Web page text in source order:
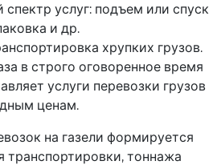
услуг: подъем или спуск
и др.
хрупких грузов.
в строго оговоренное время
услуги перевозки грузов
ценам.
на газели формируется
транспортировки, тоннажа